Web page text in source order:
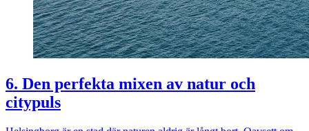
6. Den perfekta mixen av natur och
citypuls